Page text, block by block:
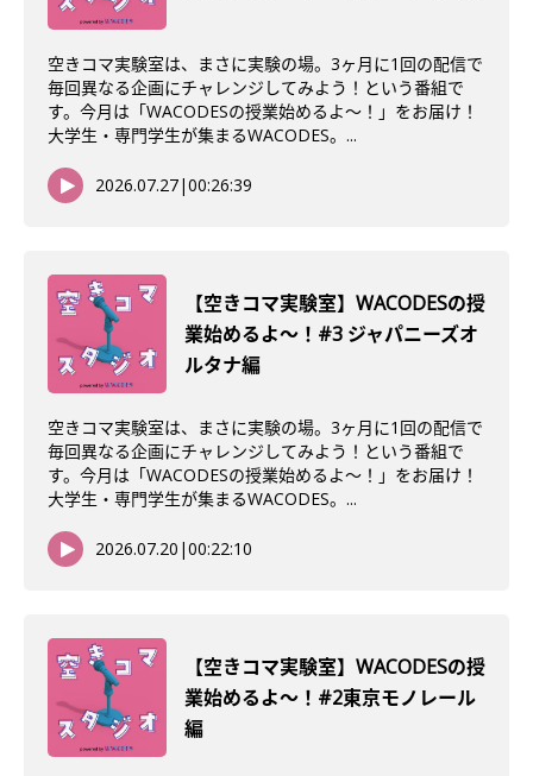
空きコマ実験室は、まさに実験の場。3ヶ月に1回の配信で
毎回異なる企画にチャレンジしてみよう！という番組で
す。今月は「WACODESの授業始めるよ～！」をお届け！
大学生・専門学生が集まるWACODES。...
2026.07.27|00:26:39
【空きコマ実験室】WACODESの授
業始めるよ〜！#3 ジャパニーズオ
ルタナ編
空きコマ実験室は、まさに実験の場。3ヶ月に1回の配信で
毎回異なる企画にチャレンジしてみよう！という番組で
す。今月は「WACODESの授業始めるよ～！」をお届け！
大学生・専門学生が集まるWACODES。...
2026.07.20 |00:22:10
【空きコマ実験室】WACODESの授
業始めるよ〜！#2東京モノレール
編